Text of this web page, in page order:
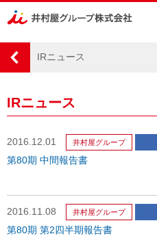
IRニュース
IRニュース
2016.12.01 井村屋グループ
第80期 中間報告書
2016.11.08 井村屋グループ
第80期 第2四半期報告書